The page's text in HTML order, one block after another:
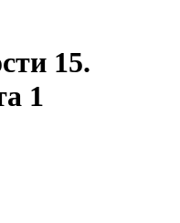
15.
1